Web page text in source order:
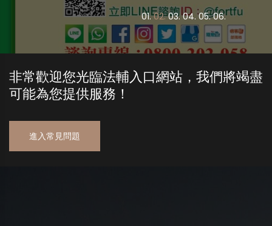
01. 02. 03. 04. 05. 06.
非常歡迎您光臨法輔入口網站，我們將竭盡
可能為您提供服務！
進入常見問題